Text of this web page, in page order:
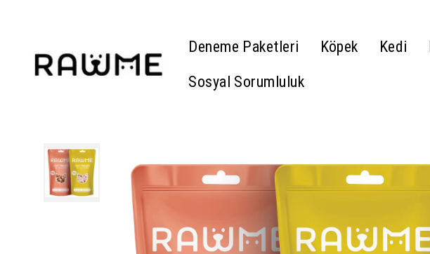
Deneme Paketleri Köpek Kedi
Sosyal Sorumluluk